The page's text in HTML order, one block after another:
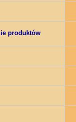
produktów